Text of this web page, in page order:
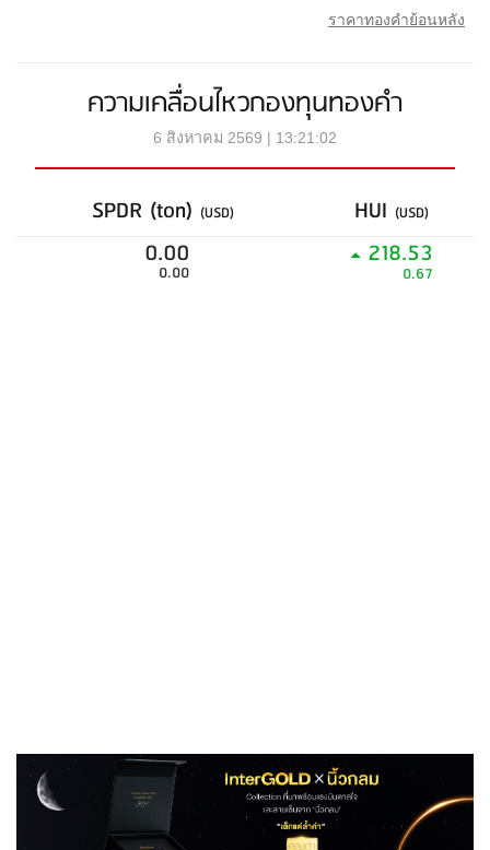
ราคาทองคำย้อนหลัง
ความเคลื่อนไหวกองทุนทองคำ
6 สิงหาคม 2569 | 13:21:02
SPDR (ton) (USD) HUI (USD)
0.00
0.00
218.53
0.67